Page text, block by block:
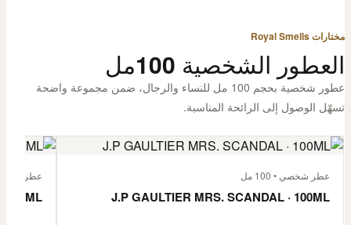
مختارات Royal Smells
العطور الشخصية 100مل
عطور شخصية بحجم 100 مل للنساء والرجال، ضمن مجموعة واضحة
تسهّل الوصول إلى الرائحة المناسبة.
عطر شخصي • 100 مل
J.P GAULTIER MRS. SCANDAL · 100ML
عطر شخصي •
100ML